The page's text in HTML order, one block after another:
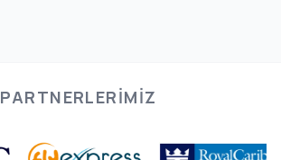
PARTNERLERIMIZ